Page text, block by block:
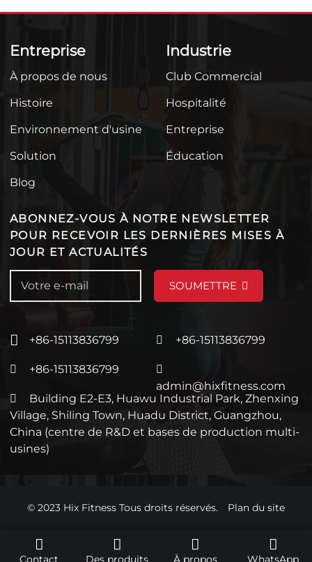
Entreprise
À propos de nous
Histoire
Environnement d'usine
Solution
Blog
Industrie
Club Commercial
Hospitalité
Entreprise
Éducation
ABONNEZ-VOUS À NOTRE NEWSLETTER
POUR RECEVOIR LES DERNIÈRES MISES À
JOUR ET ACTUALITÉS
SOUMETTRE
+86-15113836799 +86-15113836799
+86-15113836799
admin@hixfitness.com
Building E2-E3, Huawu Industrial Park, Zhenxing
Village, Shiling Town, Huadu District, Guangzhou,
China (centre de R&D et bases de production multi-
usines)
© 2023 Hix Fitness Tous droits réservés. Plan du site
Contact Des produits À propos WhatsApp